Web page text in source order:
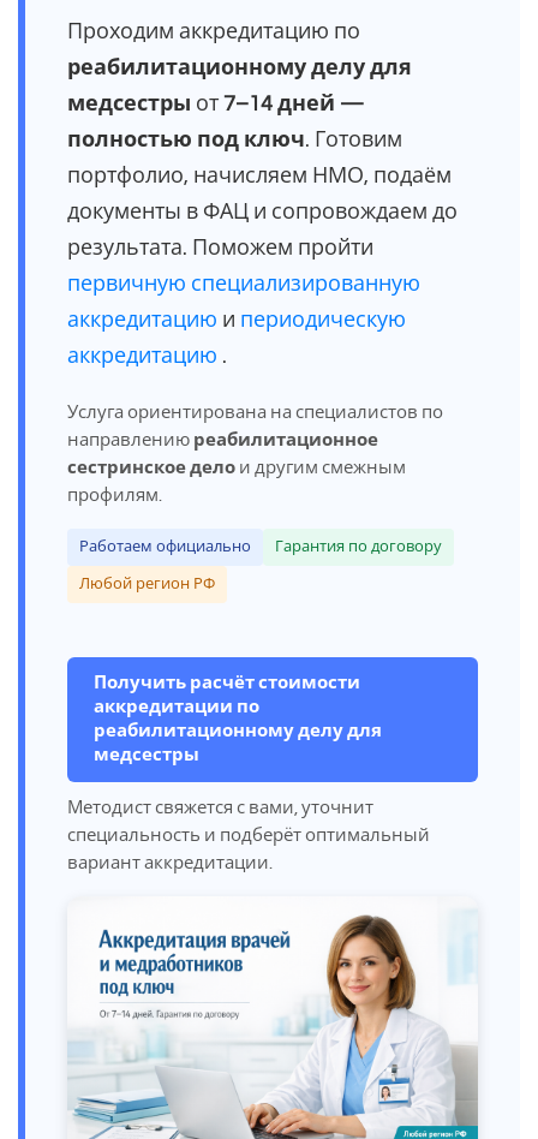
Проходим аккредитацию по
реабилитационному делу для
медсестры от 7–14 дней —
полностью под ключ. Готовим
портфолио, начисляем НМО, подаём
документы в ФАЦ и сопровождаем до
результата. Поможем пройти
первичную специализированную
аккредитацию и периодическую
аккредитацию .
Услуга ориентирована на специалистов по
направлению реабилитационное
сестринское дело и другим смежным
профилям.
Работаем официально Гарантия по договору
Любой регион РФ
Получить расчёт стоимости
аккредитации по
реабилитационному делу для
медсестры
Методист свяжется с вами, уточнит
специальность и подберёт оптимальный
вариант аккредитации.